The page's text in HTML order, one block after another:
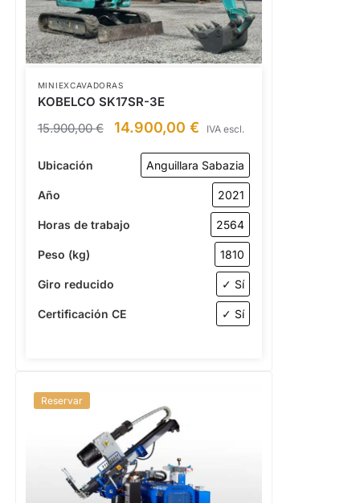
MINIEXCAVADORAS
KOBELCO SK17SR-3E
15.900,00€ 14.900,00 € IVA escl.
Ubicación Anguillara Sabazia
Año 2021
Horas de trabajo 2564
Peso (kg) 1810
Giro reducido ✓ Sí
Certificación CE ✓ Sí
Reservar